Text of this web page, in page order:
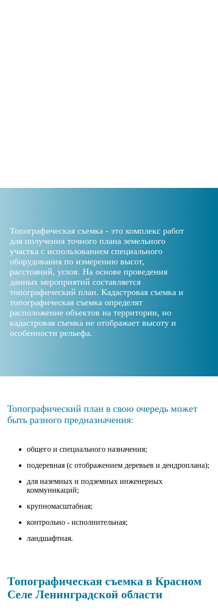
Топографическая съемка - это комплекс работ
для получения точного плана земельного
участка с использованием специального
оборудования по измерению высот,
расстояний, углов. На основе проведения
данных мероприятий составляется
топографический план. Кадастровая съемка и
топографическая съемка определят
расположение объектов на территории, но
кадастровая съемка не отображает высоту и
особенности рельефа.
Топографический план в свою очередь может
быть разного предназначения:
общего и специального назначения;
подеревная (с отображением деревьев и дендроплана);
для наземных и подземных инженерных
коммуникаций;
крупномасштабная;
контрольно - исполнительная;
ландшафтная.
Топографическая съемка в Красном
Селе Ленинградской области